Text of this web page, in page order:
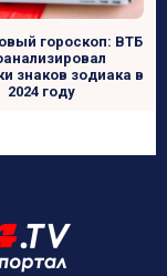
гороскоп: ВТБ
знаков зодиака в
2024 году